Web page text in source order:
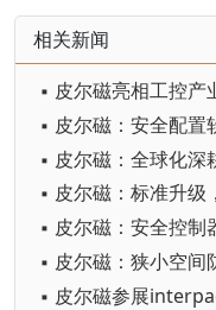
相关新闻
▪ 皮尔磁：安全配
▪ 皮尔磁：全球化
▪ 皮尔磁：标准升级
▪ 皮尔磁：安全控
▪ 皮尔磁：狭小空间
▪ 皮尔磁参展